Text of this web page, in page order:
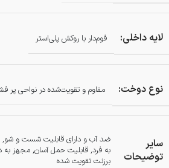
لایه داخلی: فوم‌دار با روکش پلی‌استر
نوع دوخت: مقاوم و تقویت‌شده در نواحی پر
سایر
توضیحات
ضد آب و دارای قابلیت شست و شو,
به فرد, قابلیت حمل آسان, مجهز
برزنت تقویت شده